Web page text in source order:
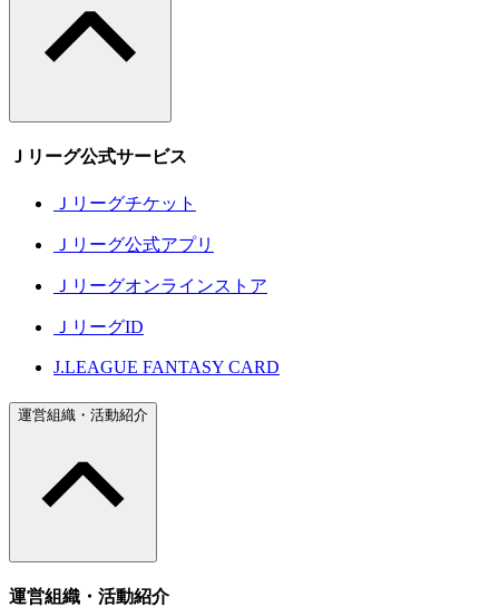
Ｊリーグ公式サービス
Ｊリーグチケット
Ｊリーグ公式アプリ
Ｊリーグオンラインストア
ＪリーグID
J.LEAGUE FANTASY CARD
運営組織・活動紹介
運営組織・活動紹介